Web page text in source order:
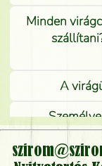
Minden
A
virágcsokrot,